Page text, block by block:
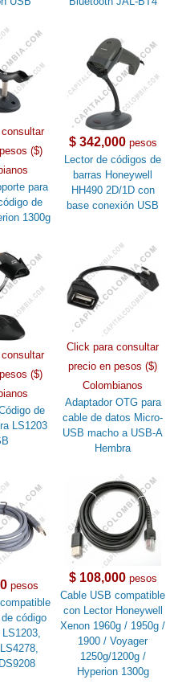
($)
para
de
1300g
$ 342,000pesos
Lector de códigos de
barras Honeywell
HH490 2D/1D con
base conexión USB
($)
de
LS1203
Click para consultar
precio en pesos ($)
Colombianos
Adaptador OTG para
cable de datos Micro-
USB macho a USB-A
Hembra
pesos
código
$ 108,000pesos
Cable USB compatible
con Lector Honeywell
Xenon 1960g / 1950g /
1900 / Voyager
1250g/1200g /
Hyperion 1300g